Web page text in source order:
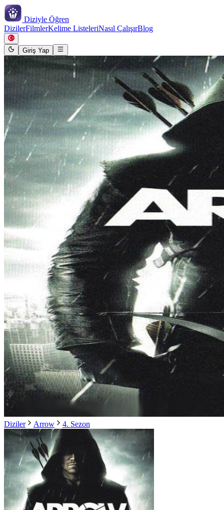
Diziyle Öğren
DizilerFilmlerKelime ListeleriNasıl ÇalışırBlog
Giriş Yap
Diziler Arrow 4. Sezon